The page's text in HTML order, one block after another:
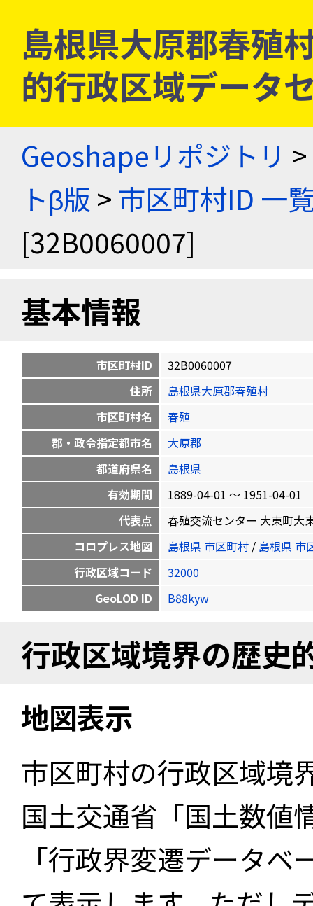
島根県大原郡春殖
的行政区域データ
Geoshapeリポジトリ >
トβ版 > 市区町村ID 一
[32B0060007]
基本情報
市区町村ID
32B0060007
住所
島根県大原郡春殖村
市区町村名
春殖
郡・政令指定都市名
大原郡
都道府県名
島根県
有効期間
1889-04-01 〜 1951-04-01
代表点
春殖交流センター 大東町大
コロプレス地図
島根県 市区町村 / 島根県 市
行政区域コード
32000
GeoLOD ID
B88kyw
行政区域境界の歴史
地図表示
市区町村の行政区域境
国土交通省「国土数値
「行政界変遷データ